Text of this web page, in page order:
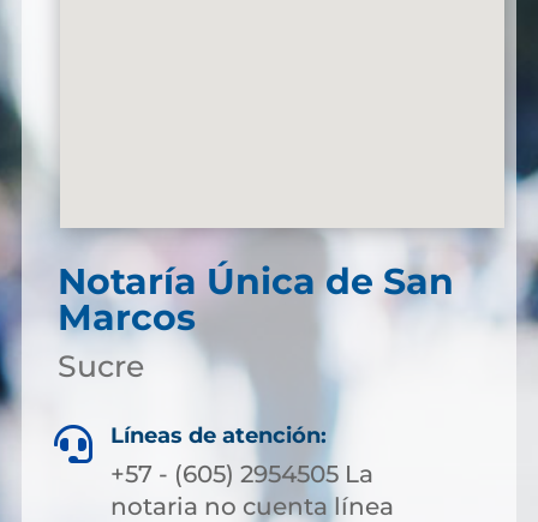
Notaría Única de San
Marcos
Sucre
 Líneas de atención:
+57 - (605) 2954505 La
notaria no cuenta línea